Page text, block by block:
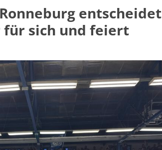
entscheidet
für sich und feiert